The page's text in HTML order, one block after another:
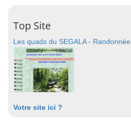
Top Site
Les quads du SEGALA -
Votre site ici ?